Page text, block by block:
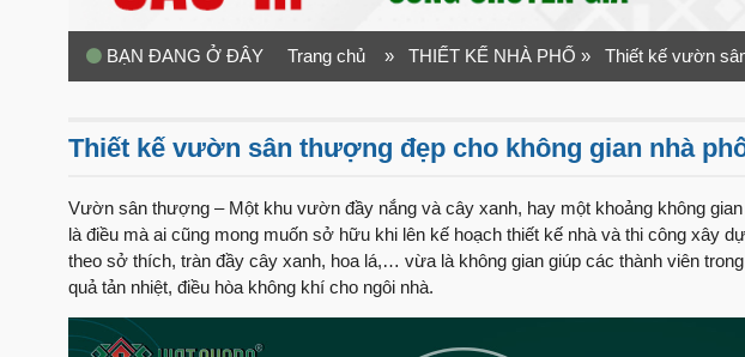
BẠN ĐANG Ở ĐÂY Trang chủ » THIẾT KẾ NHÀ PHỐ » Thiết kế vườn sân
Thiết kế vườn sân thượng đẹp cho không gian nhà
Vườn sân thượng – Một khu vườn đầy nắng và cây xanh, hay một khoảng không
là điều mà ai cũng mong muốn sở hữu khi lên kế hoạch thiết kế nhà và thi công xây
theo sở thích, tràn đầy cây xanh, hoa lá,… vừa là không gian giúp các thành viên
quả tản nhiệt, điều hòa không khí cho ngôi nhà.